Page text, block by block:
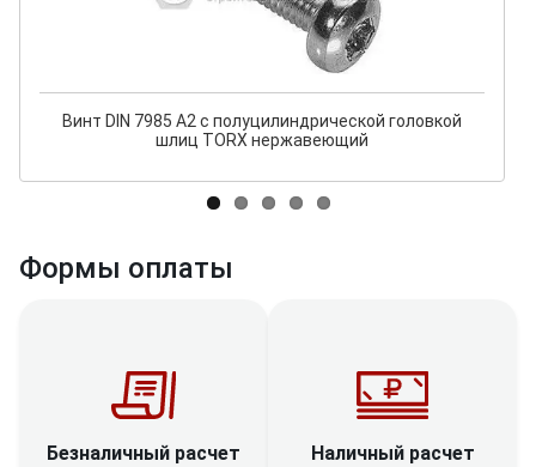
Винт DIN 7985 А2 с полуцилиндрической головкой
шлиц TORX нержавеющий
Формы оплаты
Безналичный расчет Наличный расчет